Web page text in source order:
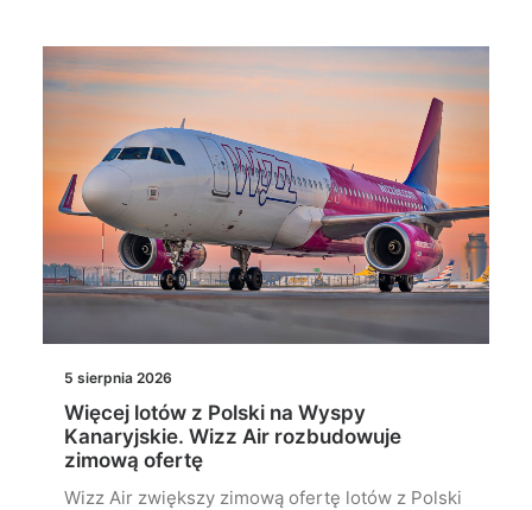
5 sierpnia 2026
Więcej lotów z Polski na Wyspy
Kanaryjskie. Wizz Air rozbudowuje
zimową ofertę
Wizz Air zwiększy zimową ofertę lotów z Polski